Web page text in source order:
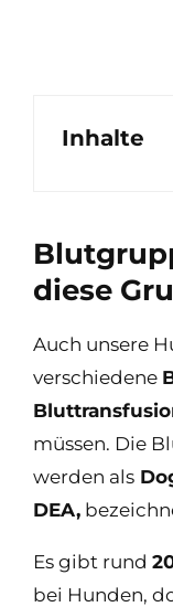
Inhalte
diese
Auch unsere
verschiedene
müssen. Die
werden als
DEA,
Es gibt rund
bei Hunden,